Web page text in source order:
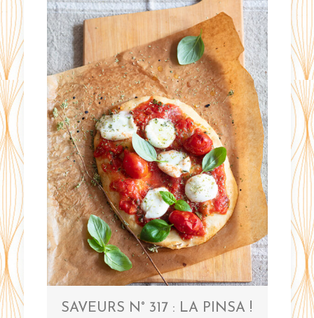
SAVEURS N° 317 : LA PINSA !